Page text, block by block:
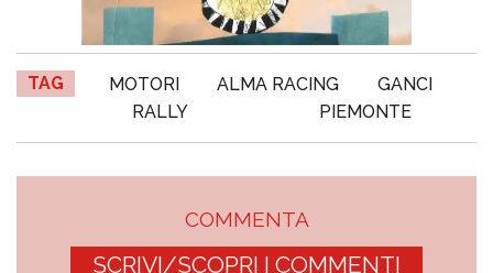
TAG MOTORI ALMA RACING
GANCI
RALLY
PIEMONTE
COMMENTA
SCRIVI/SCOPRI I COMMENTI